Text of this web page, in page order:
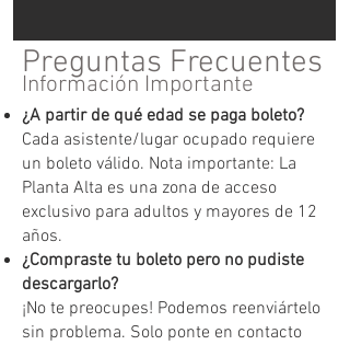
Preguntas Frecuentes
Información Importante
¿A partir de qué edad se paga boleto?
Cada asistente/lugar ocupado requiere
un boleto válido. Nota importante: La
Planta Alta es una zona de acceso
exclusivo para adultos y mayores de 12
años.
¿Compraste tu boleto pero no pudiste
descargarlo?
¡No te preocupes! Podemos reenviártelo
sin problema. Solo ponte en contacto